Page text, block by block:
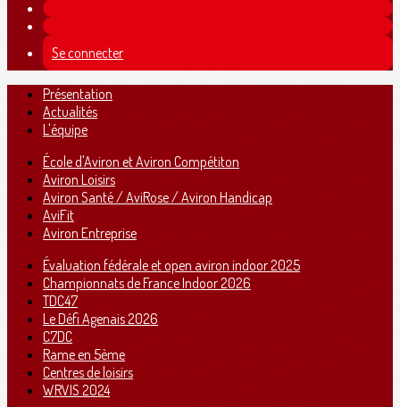
Se connecter
Présentation
Actualités
L'équipe
École d'Aviron et Aviron Compétiton
Aviron Loisirs
Aviron Santé / AviRose / Aviron Handicap
AviFit
Aviron Entreprise
Évaluation fédérale et open aviron indoor 2025
Championnats de France Indoor 2026
TDC47
Le Défi Agenais 2026
C7DC
Rame en 5ème
Centres de loisirs
WRVIS 2024